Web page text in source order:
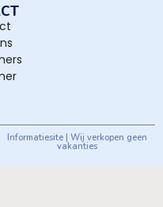
Informatiesite | Wij verkopen geen
vakanties